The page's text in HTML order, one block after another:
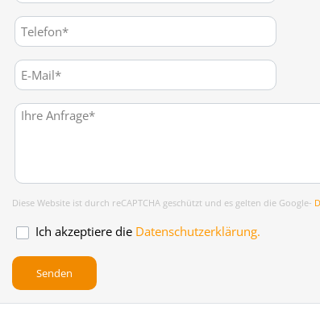
Diese Website ist durch reCAPTCHA geschützt und es gelten die Google-
Ich akzeptiere die Datenschutzerklärung.